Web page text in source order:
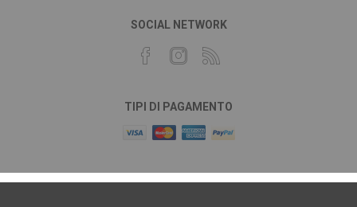
SOCIAL NETWORK
TIPI DI PAGAMENTO